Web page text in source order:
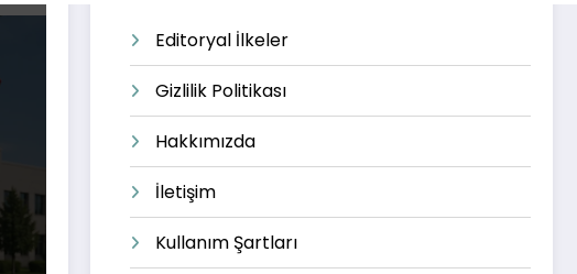
Editoryal İlkeler
Gizlilik Politikası
Hakkımızda
İletişim
Kullanım Şartları